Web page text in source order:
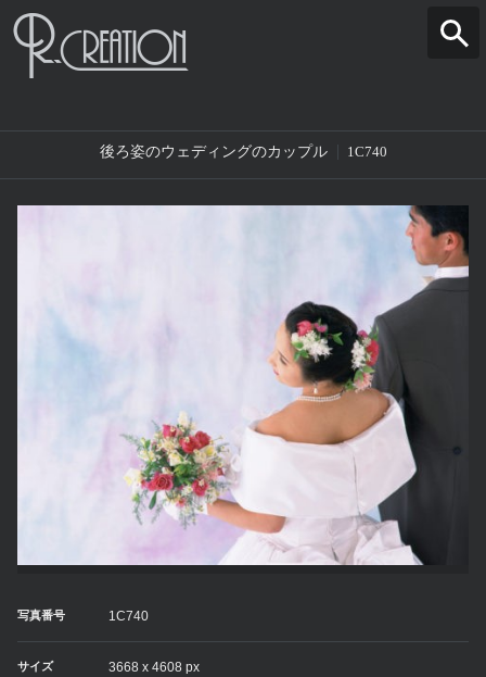
後ろ姿のウェディングのカップル 1C740
写真番号 1C740
サイズ 3668 x 4608 px